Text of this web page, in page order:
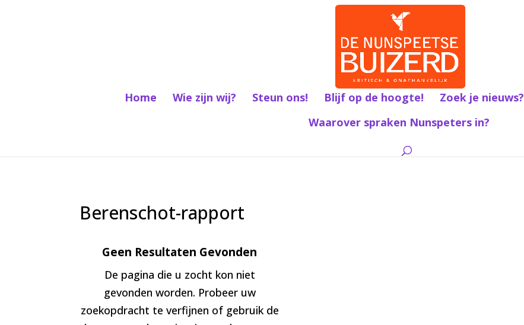
Home Wie zijn wij? Steun ons! Blijf op de hoogte! Zoek je nieuws?
Waarover spraken Nunspeters in?
Berenschot-rapport
Geen Resultaten Gevonden
De pagina die u zocht kon niet
gevonden worden. Probeer uw
zoekopdracht te verfijnen of gebruik de